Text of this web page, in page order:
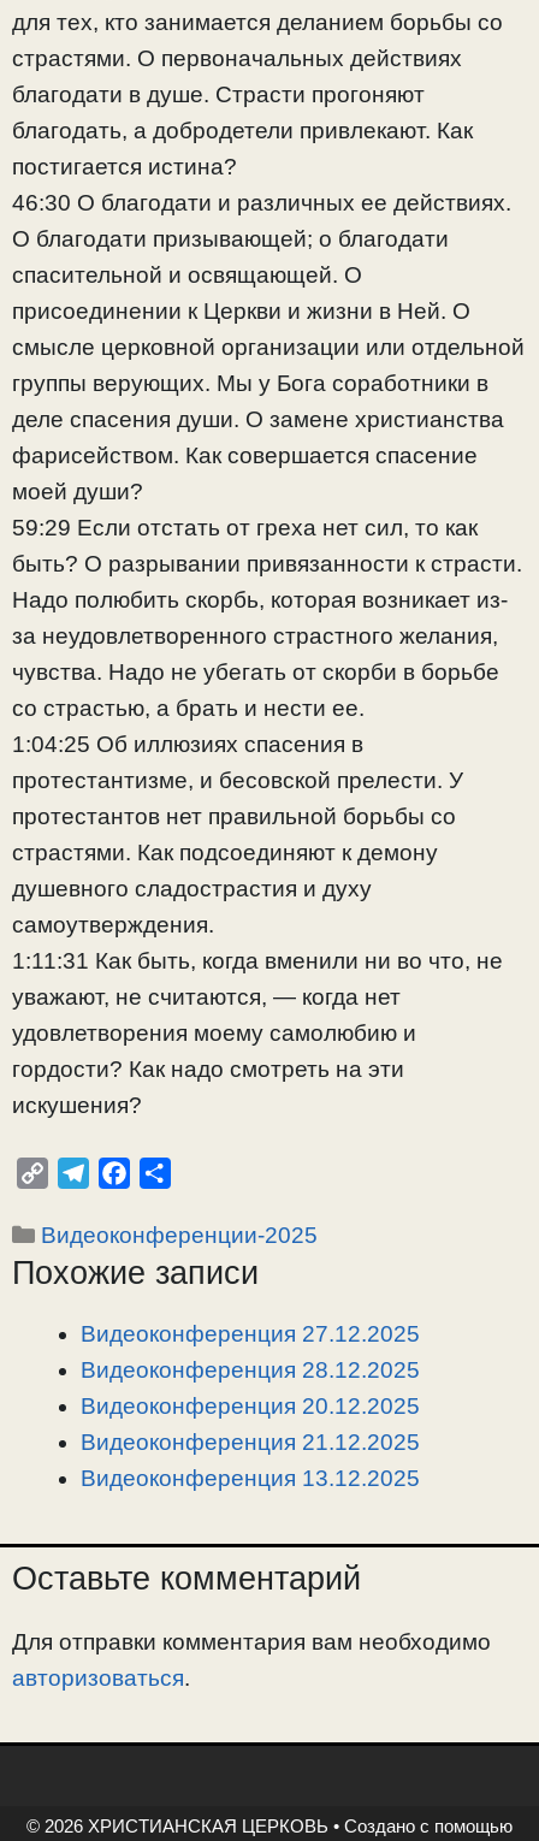
для тех, кто занимается деланием борьбы со
страстями. О первоначальных действиях
благодати в душе. Страсти прогоняют
благодать, а добродетели привлекают. Как
постигается истина?
46:30 О благодати и различных ее действиях.
О благодати призывающей; о благодати
спасительной и освящающей. О
присоединении к Церкви и жизни в Ней. О
смысле церковной организации или отдельной
группы верующих. Мы у Бога соработники в
деле спасения души. О замене христианства
фарисейством. Как совершается спасение
моей души?
59:29 Если отстать от греха нет сил, то как
быть? О разрывании привязанности к страсти.
Надо полюбить скорбь, которая возникает из-
за неудовлетворенного страстного желания,
чувства. Надо не убегать от скорби в борьбе
со страстью, а брать и нести ее.
1:04:25 Об иллюзиях спасения в
протестантизме, и бесовской прелести. У
протестантов нет правильной борьбы со
страстями. Как подсоединяют к демону
душевного сладострастия и духу
самоутверждения.
1:11:31 Как быть, когда вменили ни во что, не
уважают, не считаются, — когда нет
удовлетворения моему самолюбию и
гордости? Как надо смотреть на эти
искушения?
p
y
l
e
r
a
c
e
o
п
р
в
Рубрики
Видеоконференции-2025
Похожие записи
Видеоконференция 27.12.2025
Видеоконференция 28.12.2025
Видеоконференция 20.12.2025
Видеоконференция 21.12.2025
Видеоконференция 13.12.2025
Оставьте комментарий
Для отправки комментария вам необходимо
авторизоваться.
© 2026 ХРИСТИАНСКАЯ ЦЕРКОВЬ • Создано с помощью